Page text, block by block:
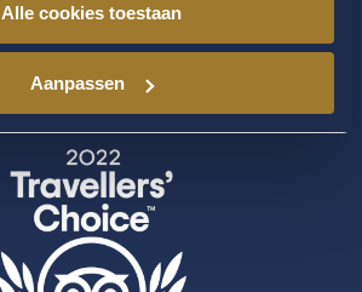
Alle cookies toestaan
Aanpassen